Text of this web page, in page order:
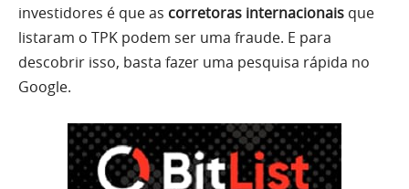
investidores é que as corretoras internacionais que
listaram o TPK podem ser uma fraude. E para
descobrir isso, basta fazer uma pesquisa rápida no
Google.